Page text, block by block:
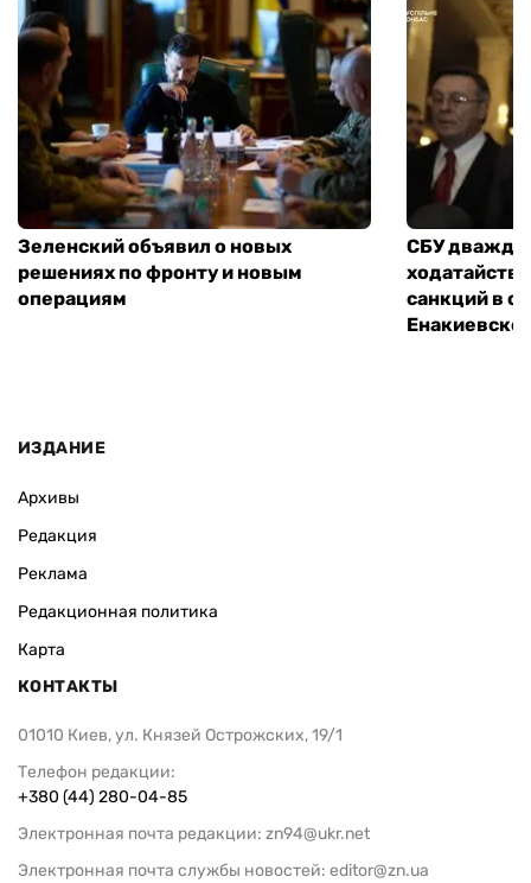
Зеленский объявил о новых
решениях по фронту и новым
операциям
СБУ дважды
санкций в
ИЗДАНИЕ
Архивы
Редакция
Реклама
Редакционная политика
Карта
КОНТАКТЫ
01010 Киев, ул. Князей Острожских, 19/1
Телефон редакции:
+380 (44) 280-04-85
Электронная почта редакции: zn94@ukr.net
Электронная почта службы новостей: editor@zn.ua